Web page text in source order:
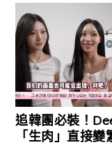
追韓團必裝！
「生肉」直接